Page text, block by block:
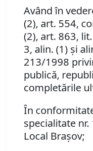
Având în
(2), art. 554,
(2), art. 863,
3, alin. (1) şi
213/1998
publică,
completările
În
specialitate nr.
Local Braşov;